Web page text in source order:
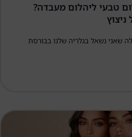
טבעי ליהלום מעבדה?
שאני נשאל בגלריה שלנו בבורסת